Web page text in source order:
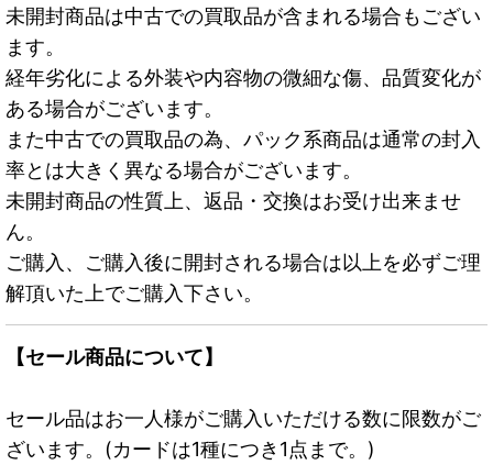
未開封商品は中古での買取品が含まれる場合もござい
ます。
経年劣化による外装や内容物の微細な傷、品質変化が
ある場合がございます。
また中古での買取品の為、パック系商品は通常の封入
率とは大きく異なる場合がございます。
未開封商品の性質上、返品・交換はお受け出来ませ
ん。
ご購入、ご購入後に開封される場合は以上を必ずご理
解頂いた上でご購入下さい。
【セール商品について】
セール品はお一人様がご購入いただける数に限数がご
ざいます。(カードは1種につき1点まで。)